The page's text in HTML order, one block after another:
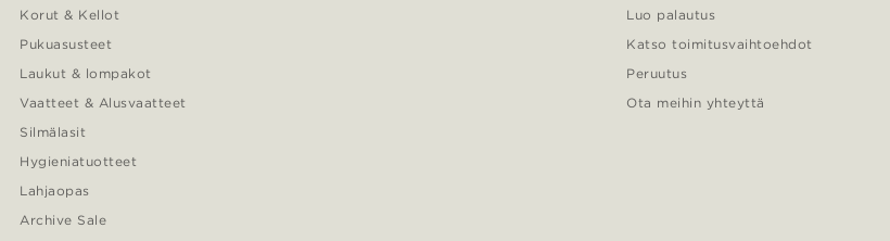
Korut & Kellot
Pukuasusteet
Laukut & lompakot
Vaatteet & Alusvaatteet
Silmälasit
Hygieniatuotteet
Lahjaopas
Archive Sale
Luo palautus
Katso toimitusvaihtoehdot
Peruutus
Ota meihin yhteyttä